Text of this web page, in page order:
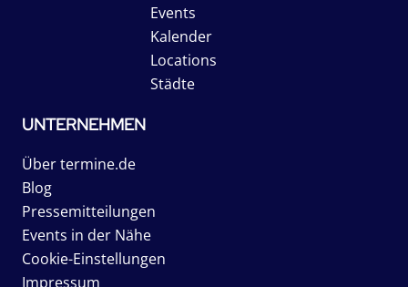
Events
Kalender
Locations
Städte
UNTERNEHMEN
Über termine.de
Blog
Pressemitteilungen
Events in der Nähe
Cookie-Einstellungen
Impressum